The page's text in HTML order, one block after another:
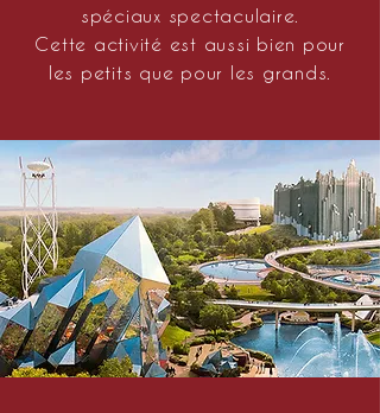
spéciaux spectaculaire
Cette activité est aussi bien pour
les petits que pour les grands.